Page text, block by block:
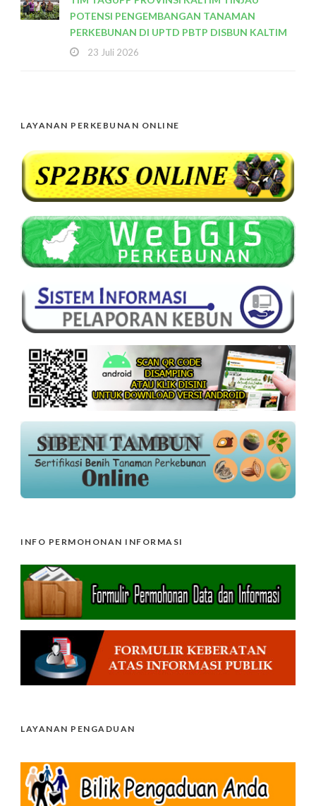
POTENSI PENGEMBANGAN TANAMAN
PERKEBUNAN DI UPTD PBTP DISBUN KALTIM
23 Juli 2026
LAYANAN PERKEBUNAN ONLINE
INFO PERMOHONAN INFORMASI
LAYANAN PENGADUAN